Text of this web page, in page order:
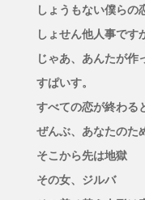
しょうもない僕らの
しょせん他人事です
じゃあ、あんたが作
すぱいす。
すべての恋が終わる
ぜんぶ、あなたのた
そこから先は地獄
その女、ジルバ